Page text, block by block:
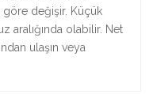
göre değişir. Küçük
aralığında olabilir. Net
ulaşın veya